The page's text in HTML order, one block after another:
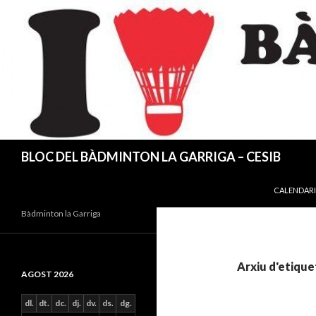
BLOC DEL BÀDMINTON LA GARRIGA – CESIB
Arxiu
Bàdminton la Garriga
AGOST 2026
dl. dt. dc. dj. dv. ds. dg.